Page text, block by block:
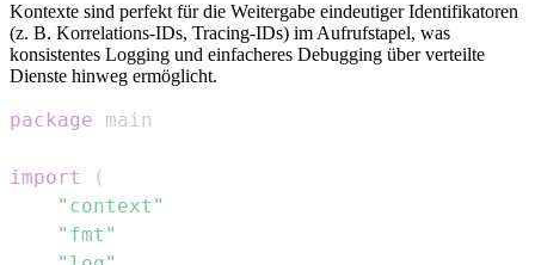
Kontexte sind perfekt für die Weitergabe eindeutiger Identifikatoren
(z. B. Korrelations-IDs, Tracing-IDs) im Aufrufstapel, was
konsistentes Logging und einfacheres Debugging über verteilte
Dienste hinweg ermöglicht.
package
import
(
"context"
"fmt"